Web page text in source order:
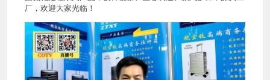
厂，欢迎大家光临！